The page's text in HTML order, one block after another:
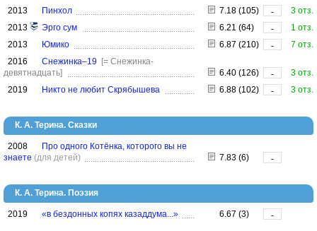
2013
Пинхол 7.18 (105) -
3 отз.
2013
Эрго сум 6.21 (64) -
1 отз.
2013
Юмико 6.87 (210) -
7 отз.
2016
Снежинка–19
[= Снежинка-
девятнадцать]
6.40 (126) -
3 отз.
2019
Никто не любит Скрябышева 6.88 (102) - 3 отз.
К. А. Терина. Сказки
2008
Про одного Котёнка, которого вы не
знаете (для детей) 7.83 (6) -
К. А. Терина. Поэзия
2019 «в бездонных копях казаддума...» 6.67 (3) -